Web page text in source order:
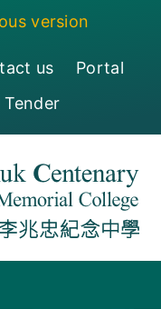
version
us
Portal